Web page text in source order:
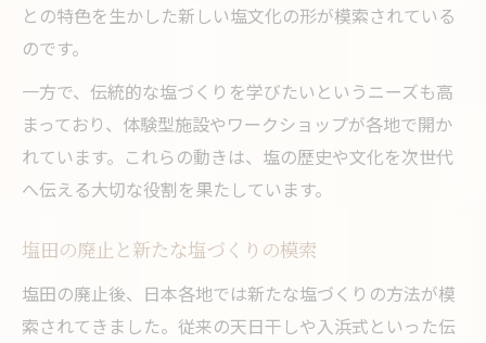
との特色を生かした新しい塩文化の形が模索されている
のです。
一方で、伝統的な塩づくりを学びたいというニーズも高
まっており、体験型施設やワークショップが各地で開か
れています。これらの動きは、塩の歴史や文化を次世代
へ伝える大切な役割を果たしています。
塩田の廃止と新たな塩づくりの模索
塩田の廃止後、日本各地では新たな塩づくりの方法が模
索されてきました。従来の天日干しや入浜式といった伝